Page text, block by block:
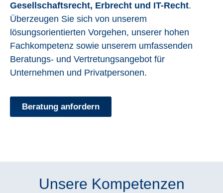
Gesellschaftsrecht, Erbrecht und IT-Recht.
Überzeugen Sie sich von unserem
lösungsorientierten Vorgehen, unserer hohen
Fachkompetenz sowie unserem umfassenden
Beratungs- und Vertretungsangebot für
Unternehmen und Privatpersonen.
Beratung anfordern
Unsere Kompetenzen